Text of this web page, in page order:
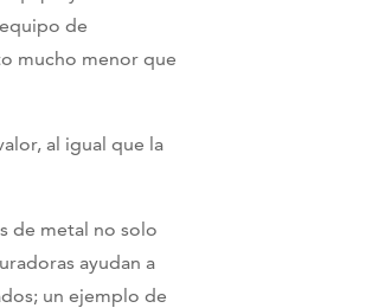
de
mucho menor que
al igual que la
de metal no solo
ayudan a
un ejemplo de